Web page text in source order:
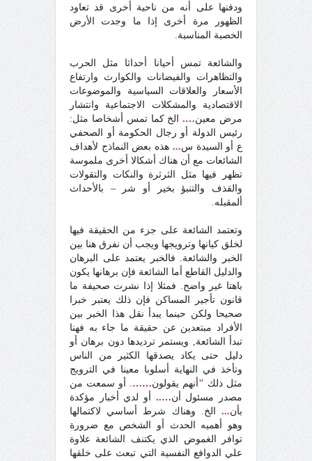
ودفنها على أنه من ناحية أخرى قد تعاود
الظهور مرة أخرى إذا ما وجدت الأرض
الخصبة المناسبة.
والشائعة تمس أحيانا أحداثا مثل الحرب
والتظاهرات والفيضانات والكوارث وارتفاع
الأسعار والعلاقات السياسية والموضوعات
الاقتصادية والمشكلات الاجتماعية وانتشار
مرض معين….
الخ كما تمس أشخاصا مثل:
رئيس الدولة أو رجال الحكومة أو الصحفي
ع أو السيدة س... هذه بعض النماذج لأهداف
الشائعات مع أن هناك أشكالا أخرى ملموسة
تظهر فيها مثل الثرثرة والنكات والتقولات
والقذف والتنبؤ بخير أو شر – بالأحداث
ألمقبله.
وتعتمد الشائعة على جزء من الحقيقة فيها
لخلق كيانها وترويجها ويجب أن نفرق هنا بين
الخبر والشائعة. فالخبر يعتمد على البرهان
والدليل القاطع أما الشائعة فإن برهانها يكون
باهتا غير واضح. فمثلا إذا نشرت صحيفة ما
قانون تأجير المساكن فإن ذلك يعتبر خبرا
صحيحا ولكن حينما يبدأ نقل هذا الخبر بين
الأفراد مبتعدين عن حقيقة ما جاء به فهنا
تبدأ الشائعة, ويستمر ترديدها دون برهان أو
دليل حتى يكاد يصدقها الكثير من الناس
وتأخذ في النهاية أسلوبا معينا في الترويج
مثل ذلك " أنهم يقولون……. أو سمعت من
مصدر مسئول أن….. أو لدي أخبار مؤكدة
بأن... الخ. وهناك شرط أساسي لاكتمالها
وهو أهميه الحدث أو الشخص مع ضرورة
توافر الغموض الذي يكتنف الشائعة علاوة
علي الدوافع النفسية التي تبعث على خلقها